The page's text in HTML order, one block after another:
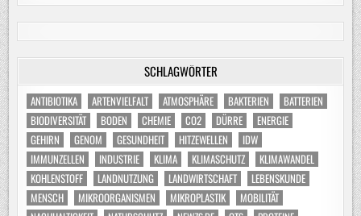
SCHLAGWÖRTER
ANTIBIOTIKA ARTENVIELFALT ATMOSPHÄRE BAKTERIEN
BATTERIEN
BIODIVERSITÄT
BODEN CHEMIE CO2 DÜRRE
ENERGIE
GEHIRN
GENOM GESUNDHEIT HITZEWELLEN
IDW
IMMUNZELLEN
INDUSTRIE KLIMA KLIMASCHUTZ
KLIMAWANDEL
KOHLENSTOFF
LANDNUTZUNG LANDWIRTSCHAFT
LEBENSKUNDE
MENSCH
MIKROORGANISMEN MIKROPLASTIK
MOBILITÄT